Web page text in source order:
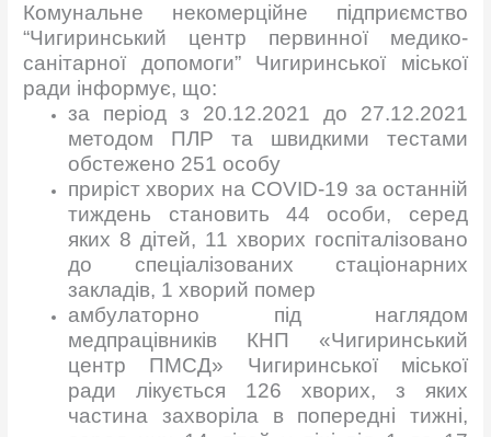
Комунальне некомерційне підприємство
“Чигиринський центр первинної медико-
санітарної допомоги” Чигиринської міської
ради інформує, що:
за період з 20.12.2021 до 27.12.2021
методом ПЛР та швидкими тестами
обстежено 251 особу
приріст хворих на COVID-19 за останній
тиждень становить 44 особи, серед
яких 8 дітей, 11 хворих госпіталізовано
до спеціалізованих стаціонарних
закладів, 1 хворий помер
амбулаторно під наглядом
медпрацівників КНП «Чигиринський
центр ПМСД» Чигиринської міської
ради лікується 126 хворих, з яких
частина захворіла в попередні тижні,